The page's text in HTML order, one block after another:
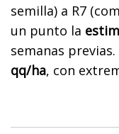
semilla) a R7
un punto la
semanas
qq/ha, con